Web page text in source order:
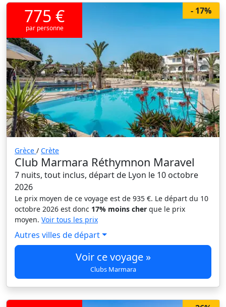
- 17%
775 €
par personne
Grèce / Crète
Club Marmara Réthymnon Maravel
7 nuits, tout inclus, départ de Lyon le 10 octobre
2026
Le prix moyen de ce voyage est de 935 €. Le départ du 10
octobre 2026 est donc 17% moins cher que le prix
moyen. Voir tous les prix
Autres villes de départ
Voir ce voyage »
Clubs Marmara